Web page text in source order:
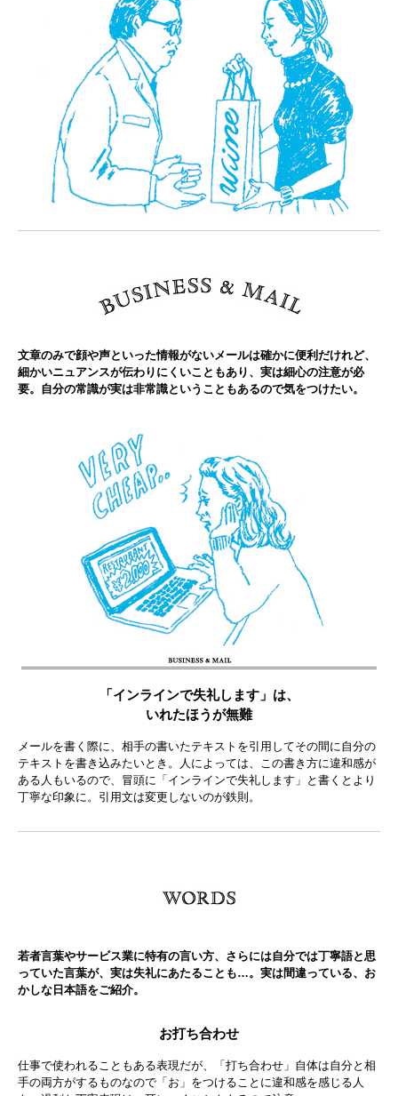
文章のみで顔や声といった情報がないメールは確かに便利だけれど、
細かいニュアンスが伝わりにくいこともあり、実は細心の注意が必
要。自分の常識が実は非常識ということもあるので気をつけたい。
「インラインで失礼します」は、
いれたほうが無難
メールを書く際に、相手の書いたテキストを引用してその間に自分の
テキストを書き込みたいとき。人によっては、この書き方に違和感が
ある人もいるので、冒頭に「インラインで失礼します」と書くとより
丁寧な印象に。引用文は変更しないのが鉄則。
若者言葉やサービス業に特有の言い方、さらには自分では丁寧語と思
っていた言葉が、実は失礼にあたることも…。実は間違っている、お
かしな日本語をご紹介。
お打ち合わせ
仕事で使われることもある表現だが、「打ち合わせ」自体は自分と相
手の両方がするものなので「お」をつけることに違和感を感じる人